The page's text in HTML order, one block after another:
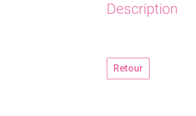
Description
Retour